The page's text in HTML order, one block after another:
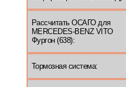
Рассчитать ОСАГО для
MERCEDES-BENZ VITO
Фургон (638):
Тормозная система: